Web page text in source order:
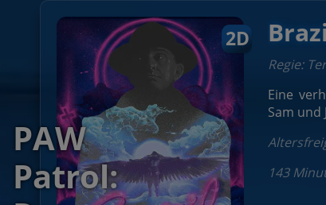
ATEEZ: Light
PAW
Patrol:
Spider-
Man:
Brand
New
Toy
Story
André
Rieu´s
2D
Regie:
Eine
Sam und
143